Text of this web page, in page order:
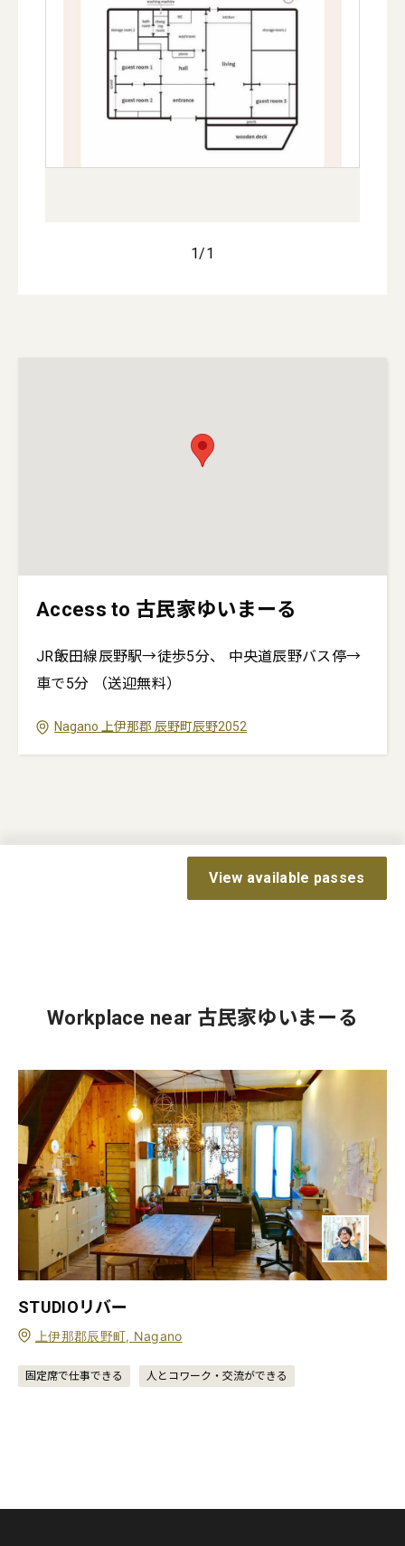
1/1
Access to 古民家ゆいまーる
JR飯田線辰野駅→徒歩5分、 中央道辰野バス停→
車で5分 （送迎無料）
Nagano 上伊那郡 辰野町辰野2052
View available passes
Workplace near 古民家ゆいまーる
STUDIOリバー
上伊那郡辰野町, Nagano
固定席で仕事できる 人とコワーク・交流ができる